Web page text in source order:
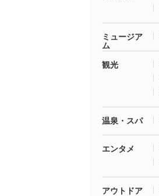
ミュージア
ム
観光
温泉・スパ
エンタメ
アウトドア